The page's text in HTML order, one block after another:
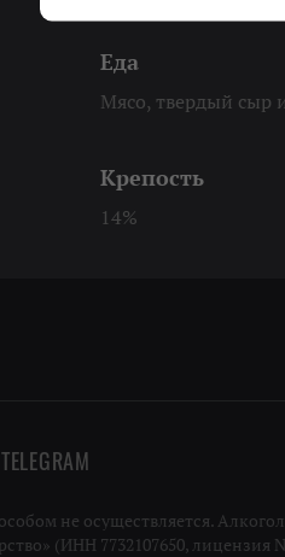
Еда
Мясо, твердый сыр
Крепость
14%
TELEGRAM
не осуществляется.
(ИНН 7732107650, лицензия